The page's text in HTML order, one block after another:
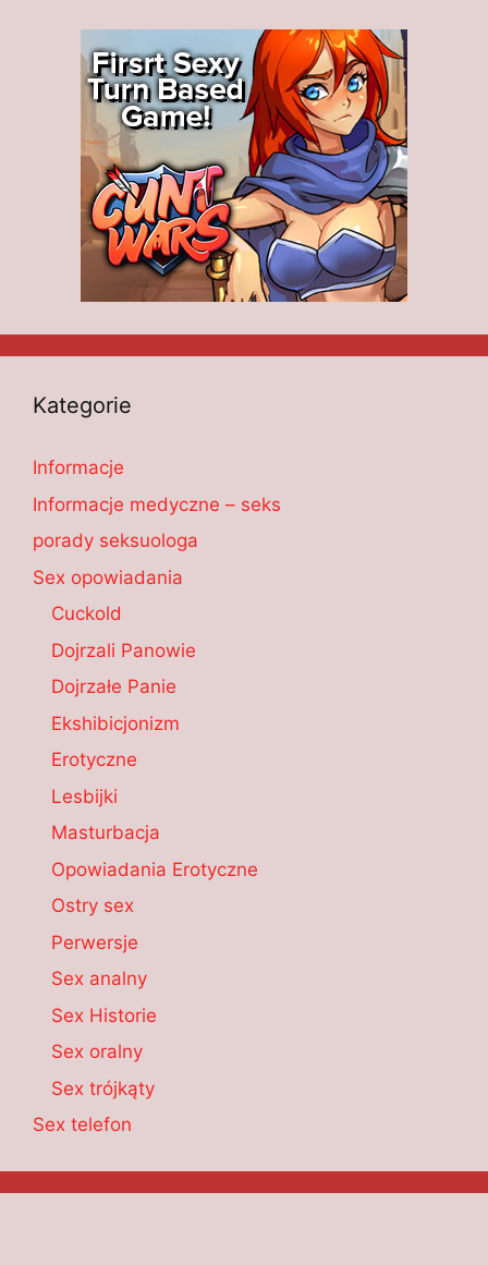
Kategorie
Informacje
Informacje medyczne – seks
porady seksuologa
Sex opowiadania
Cuckold
Dojrzali Panowie
Dojrzałe Panie
Ekshibicjonizm
Erotyczne
Lesbijki
Masturbacja
Opowiadania Erotyczne
Ostry sex
Perwersje
Sex analny
Sex Historie
Sex oralny
Sex trójkąty
Sex telefon